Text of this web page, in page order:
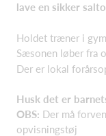
lave en sikker
Holdet træner i
Sæsonen løber fra
Der er lokal
Husk det er
OBS: Der må
opvisningstøj